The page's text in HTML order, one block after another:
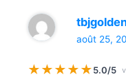
août 25,
★★★★★5.0/5